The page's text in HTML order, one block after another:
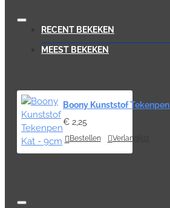
RECENT BEKEKEN
MEEST BEKEKEN
Boony Kunststof
€ 2,25
Bestellen Verlanglijst